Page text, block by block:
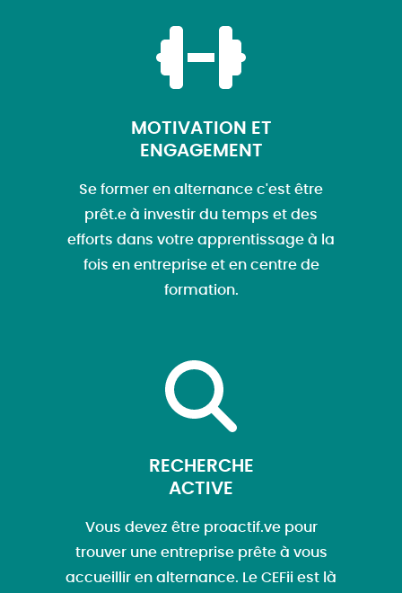
MOTIVATION ET
ENGAGEMENT
Se former en alternance c'est être
prêt.e à investir du temps et des
efforts dans votre apprentissage à la
fois en entreprise et en centre de
formation.
RECHERCHE
ACTIVE
Vous devez être proactif.ve pour
trouver une entreprise prête à vous
accueillir en alternance. Le CEFii est là